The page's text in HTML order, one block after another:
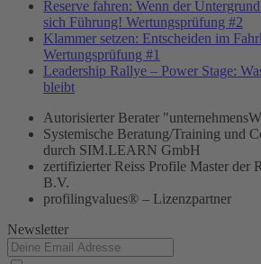
Reserve fahren: Wenn der
sich Führung! Wertungsprüfung #2
Klammer setzen: Entscheiden im
Wertungsprüfung #1
Leadership Rallye – Power Stage:
bleibt
Autorisierter Berater
Systemische Beratung/Training und
durch SIM.LEARN GmbH
zertifizierter Reiss Profile Master der
B.V.
profilingvalues® – Lizenzpartner
Newsletter